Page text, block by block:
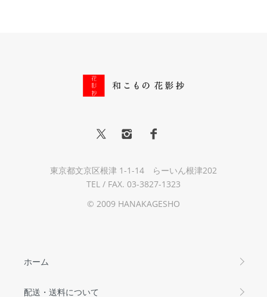
東京都文京区根津 1-1-14 らーいん根津202
TEL / FAX. 03-3827-1323
© 2009 HANAKAGESHO
ホーム
配送・送料について